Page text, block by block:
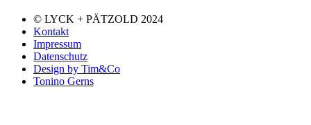
© LYCK + PÄTZOLD 2024
Kontakt
Impressum
Datenschutz
Design by Tim&Co
Tonino Gerns